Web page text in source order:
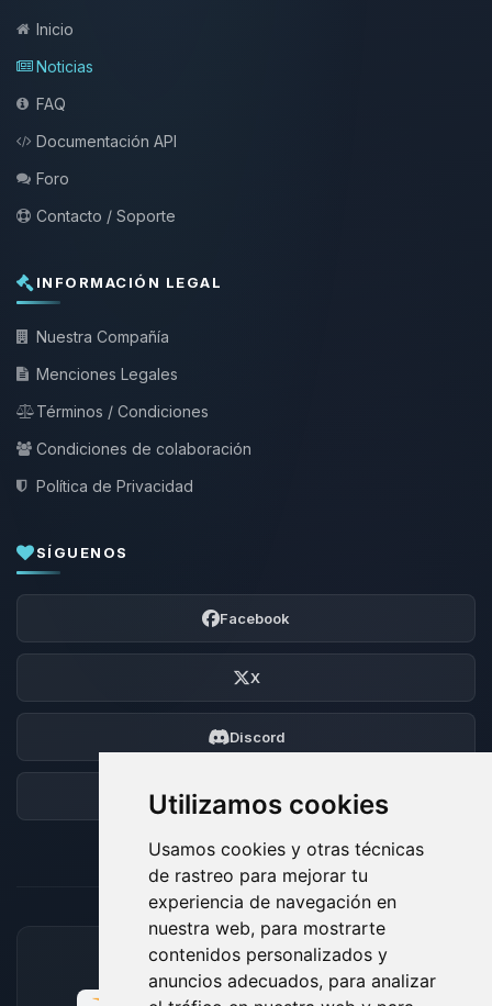
Utilizamos cookies
Usamos cookies y otras técnicas
de rastreo para mejorar tu
experiencia de navegación en
nuestra web, para mostrarte
contenidos personalizados y
anuncios adecuados, para analizar
Inicio
Noticias
FAQ
Documentación API
Foro
Contacto / Soporte
INFORMACIÓN LEGAL
Nuestra Compañía
Menciones Legales
Términos / Condiciones
Condiciones de colaboración
Política de Privacidad
SÍGUENOS
Facebook
X
Discord
Foro
MÉTODOS DE PAGO ACEPTADOS